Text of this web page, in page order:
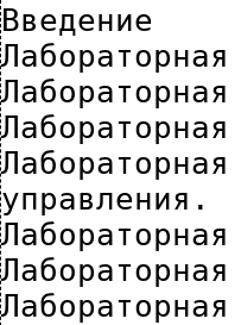
Введение
управления.